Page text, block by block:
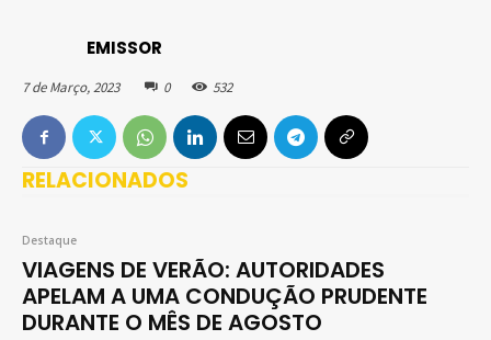
EMISSOR
7 de Março, 2023 0 532
RELACIONADOS
Destaque
VIAGENS DE VERÃO: AUTORIDADES
APELAM A UMA CONDUÇÃO PRUDENTE
DURANTE O MÊS DE AGOSTO